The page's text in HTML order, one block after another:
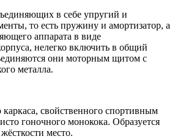
в себе упругий и
то есть пружину и амортизатор, а
аппарата в виде
нелегко включить в общий
они моторным щитом с
металла.
каркаса, свойственного спортивным
гоночного монокока. Образуется
место.